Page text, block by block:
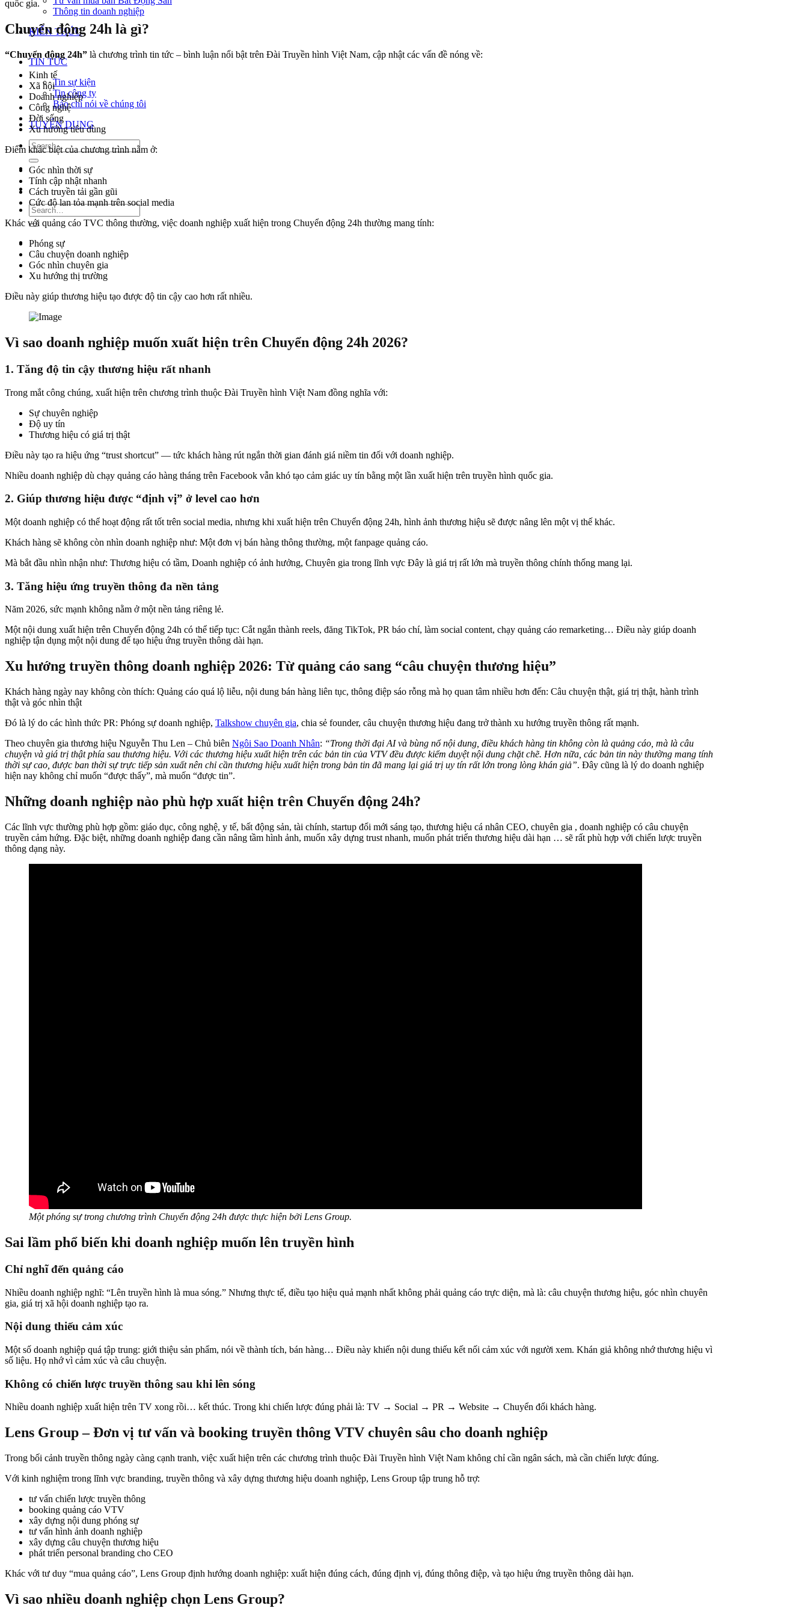
Thông tin doanh nghiệp
KIẾN THỨC
TIN TỨC
Tin sự kiện
Tin công ty
Báo chí nói về chúng tôi
TUYỂN DỤNG
quốc gia.
Chuyển động 24h là gì?
“Chuyển động 24h” là chương trình tin tức – bình luận nổi bật trên Đài Truyền hình Việt Nam, cập nhật các vấn đề nóng về:
Kinh tế
Xã hội
Doanh nghiệp
Công nghệ
Đời sống
Xu hướng tiêu dùng
Điểm khác biệt của chương trình nằm ở:
Góc nhìn thời sự
Tính cập nhật nhanh
Cách truyền tải gần gũi
Cức độ lan tỏa mạnh trên social media
Khác với quảng cáo TVC thông thường, việc doanh nghiệp xuất hiện trong Chuyển động 24h thường mang tính:
Phóng sự
Câu chuyện doanh nghiệp
Góc nhìn chuyên gia
Xu hướng thị trường
Điều này giúp thương hiệu tạo được độ tin cậy cao hơn rất nhiều.
Vì sao doanh nghiệp muốn xuất hiện trên Chuyển động 24h 2026?
1. Tăng độ tin cậy thương hiệu rất nhanh
Trong mắt công chúng, xuất hiện trên chương trình thuộc Đài Truyền hình Việt Nam đồng nghĩa với:
Sự chuyên nghiệp
Độ uy tín
Thương hiệu có giá trị thật
Điều này tạo ra hiệu ứng “trust shortcut” — tức khách hàng rút ngắn thời gian đánh giá niềm tin đối với doanh nghiệp.
Nhiều doanh nghiệp dù chạy quảng cáo hàng tháng trên Facebook vẫn khó tạo cảm giác uy tín bằng một lần xuất hiện trên truyền hình quốc gia.
2. Giúp thương hiệu được “định vị” ở level cao hơn
Một doanh nghiệp có thể hoạt động rất tốt trên social media, nhưng khi xuất hiện trên Chuyển động 24h, hình ảnh thương hiệu sẽ được nâng lên một vị thế khác.
Khách hàng sẽ không còn nhìn doanh nghiệp như: Một đơn vị bán hàng thông thường, một fanpage quảng cáo.
Mà bắt đầu nhìn nhận như: Thương hiệu có tầm, Doanh nghiệp có ảnh hưởng, Chuyên gia trong lĩnh vực Đây là giá trị rất lớn mà truyền thông chính thống mang lại.
3. Tăng hiệu ứng truyền thông đa nền tảng
Năm 2026, sức mạnh không nằm ở một nền tảng riêng lẻ.
Một nội dung xuất hiện trên Chuyển động 24h có thể tiếp tục: Cắt ngắn thành reels, đăng TikTok, PR báo chí, làm social content, chạy quảng cáo remarketing… Điều này giúp doanh
nghiệp tận dụng một nội dung để tạo hiệu ứng truyền thông dài hạn.
Xu hướng truyền thông doanh nghiệp 2026: Từ quảng cáo sang “câu chuyện thương hiệu”
Khách hàng ngày nay không còn thích: Quảng cáo quá lộ liễu, nội dung bán hàng liên tục, thông điệp sáo rỗng mà họ quan tâm nhiều hơn đến: Câu chuyện thật, giá trị thật, hành trình
thật và góc nhìn thật
Đó là lý do các hình thức PR: Phóng sự doanh nghiệp, Talkshow chuyên gia, chia sẻ founder, câu chuyện thương hiệu đang trở thành xu hướng truyền thông rất mạnh.
Theo chuyên gia thương hiệu Nguyễn Thu Len – Chủ biên Ngôi Sao Doanh Nhân: “Trong thời đại AI và bùng nổ nội dung, điều khách hàng tin không còn là quảng cáo, mà là câu
chuyện và giá trị thật phía sau thương hiệu. Với các thương hiệu xuất hiện trên các bản tin của VTV đều được kiểm duyệt nội dung chặt chẽ. Hơn nữa, các bản tin này thường mang tính
thời sự cao, được ban thời sự trực tiếp sản xuất nên chỉ cần thương hiệu xuất hiện trong bản tin đã mang lại giá trị uy tín rất lớn trong lòng khán giả”. Đây cũng là lý do doanh nghiệp
hiện nay không chỉ muốn “được thấy”, mà muốn “được tin”.
Những doanh nghiệp nào phù hợp xuất hiện trên Chuyển động 24h?
Các lĩnh vực thường phù hợp gồm: giáo dục, công nghệ, y tế, bất động sản, tài chính, startup đổi mới sáng tạo, thương hiệu cá nhân CEO, chuyên gia , doanh nghiệp có câu chuyện
truyền cảm hứng. Đặc biệt, những doanh nghiệp đang cần nâng tầm hình ảnh, muốn xây dựng trust nhanh, muốn phát triển thương hiệu dài hạn … sẽ rất phù hợp với chiến lược truyền
thông dạng này.
Một phóng sự trong chương trình Chuyển động 24h được thực hiện bởi Lens Group.
Sai lầm phổ biến khi doanh nghiệp muốn lên truyền hình
Chỉ nghĩ đến quảng cáo
Nhiều doanh nghiệp nghĩ: “Lên truyền hình là mua sóng.” Nhưng thực tế, điều tạo hiệu quả mạnh nhất không phải quảng cáo trực diện, mà là: câu chuyện thương hiệu, góc nhìn chuyên
gia, giá trị xã hội doanh nghiệp tạo ra.
Nội dung thiếu cảm xúc
Một số doanh nghiệp quá tập trung: giới thiệu sản phẩm, nói về thành tích, bán hàng… Điều này khiến nội dung thiếu kết nối cảm xúc với người xem. Khán giả không nhớ thương hiệu vì
số liệu. Họ nhớ vì cảm xúc và câu chuyện.
Không có chiến lược truyền thông sau khi lên sóng
Nhiều doanh nghiệp xuất hiện trên TV xong rồi… kết thúc. Trong khi chiến lược đúng phải là: TV → Social → PR → Website → Chuyển đổi khách hàng.
Lens Group – Đơn vị tư vấn và booking truyền thông VTV chuyên sâu cho doanh nghiệp
Trong bối cảnh truyền thông ngày càng cạnh tranh, việc xuất hiện trên các chương trình thuộc Đài Truyền hình Việt Nam không chỉ cần ngân sách, mà cần chiến lược đúng.
Với kinh nghiệm trong lĩnh vực branding, truyền thông và xây dựng thương hiệu doanh nghiệp, Lens Group tập trung hỗ trợ:
tư vấn chiến lược truyền thông
booking quảng cáo VTV
xây dựng nội dung phóng sự
tư vấn hình ảnh doanh nghiệp
xây dựng câu chuyện thương hiệu
phát triển personal branding cho CEO
Khác với tư duy “mua quảng cáo”, Lens Group định hướng doanh nghiệp: xuất hiện đúng cách, đúng định vị, đúng thông điệp, và tạo hiệu ứng truyền thông dài hạn.
Vì sao nhiều doanh nghiệp chọn Lens Group?